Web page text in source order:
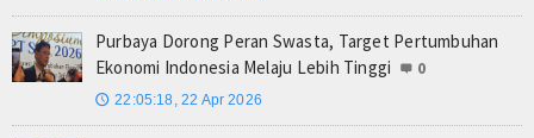
Purbaya Dorong Peran Swasta, Target Pertumbuhan
Ekonomi Indonesia Melaju Lebih Tinggi
0
🕔 22:05:18, 22 Apr 2026